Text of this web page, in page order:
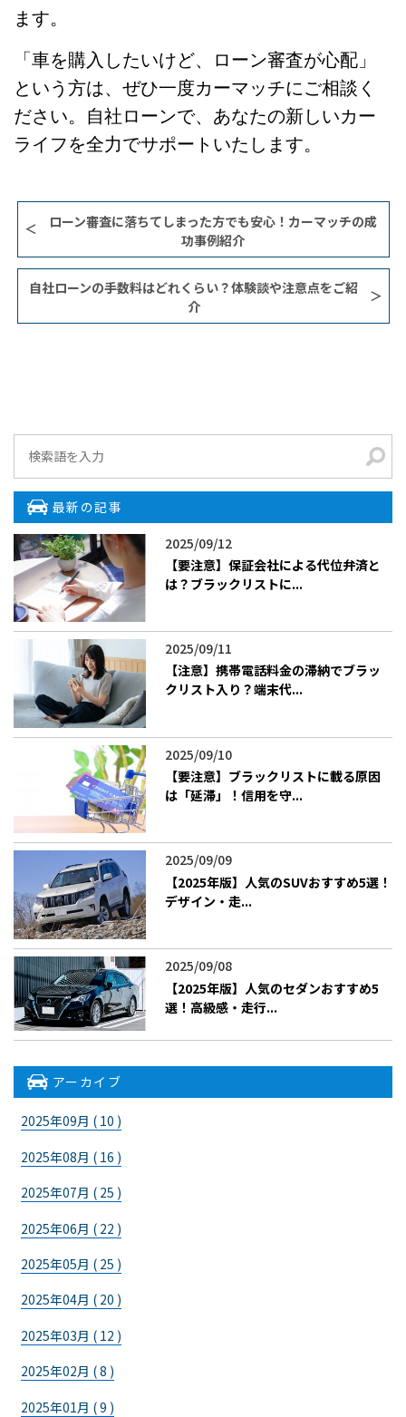
ます。
「車を購入したいけど、ローン審査が心配」
という方は、ぜひ一度カーマッチにご相談く
ださい。自社ローンで、あなたの新しいカー
ライフを全力でサポートいたします。
​ローン審査に落ちてしまった方でも安心！カーマッチの成
功事例紹介
自社ローンの手数料はどれくらい？体験談や注意点をご紹
介
最新の記事
2025/09/12
【要注意】保証会社による代位弁済と
は？ブラックリストに...
2025/09/11
【注意】携帯電話料金の滞納でブラッ
クリスト入り？端末代...
2025/09/10
【要注意】ブラックリストに載る原因
は「延滞」！信用を守...
2025/09/09
【2025年版】人気のSUVおすすめ5選！
デザイン・走...
2025/09/08
【2025年版】人気のセダンおすすめ5
選！高級感・走行...
アーカイブ
2025年09月 ( 10 )
2025年08月 ( 16 )
2025年07月 ( 25 )
2025年06月 ( 22 )
2025年05月 ( 25 )
2025年04月 ( 20 )
2025年03月 ( 12 )
2025年02月 ( 8 )
2025年01月 ( 9 )